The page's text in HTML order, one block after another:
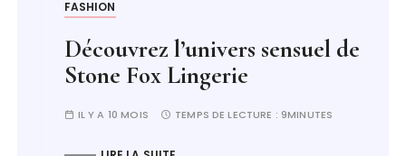
FASHION
Découvrez l’univers sensuel de
Stone Fox Lingerie
IL Y A 10 MOIS TEMPS DE LECTURE :9MINUTES